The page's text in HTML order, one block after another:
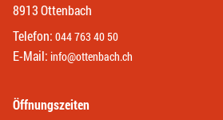
8913 Ottenbach
Telefon: 044 763 40 50
E-Mail: info@ottenbach.ch
Öffnungszeiten